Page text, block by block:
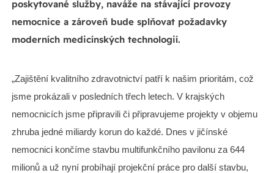
poskytované služby, naváže na stávající provozy
nemocnice a zároveň bude splňovat požadavky
moderních medicínských technologií.
„Zajištění kvalitního zdravotnictví patří k našim prioritám, což
jsme prokázali v posledních třech letech. V krajských
nemocnicích jsme připravili či připravujeme projekty v objemu
zhruba jedné miliardy korun do každé. Dnes v jičínské
nemocnici končíme stavbu multifunkčního pavilonu za 644
milionů a už nyní probíhají projekční práce pro další stavbu,